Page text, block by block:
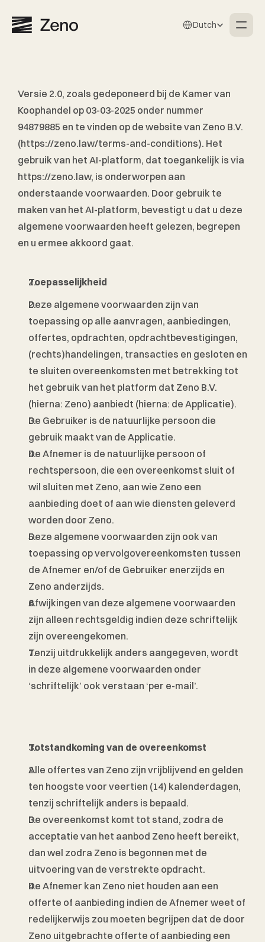
Dutch
Versie 2.0, zoals gedeponeerd bij de Kamer van
Koophandel op 03-03-2025 onder nummer
94879885 en te vinden op de website van Zeno B.V.
(https://zeno.law/terms-and-conditions). Het
gebruik van het AI-platform, dat toegankelijk is via
https://zeno.law, is onderworpen aan
onderstaande voorwaarden. Door gebruik te
maken van het AI-platform, bevestigt u dat u deze
algemene voorwaarden heeft gelezen, begrepen
en u ermee akkoord gaat.
Toepasselijkheid
Deze algemene voorwaarden zijn van
toepassing op alle aanvragen, aanbiedingen,
offertes, opdrachten, opdrachtbevestigingen,
(rechts)handelingen, transacties en gesloten en
te sluiten overeenkomsten met betrekking tot
het gebruik van het platform dat Zeno B.V.
(hierna: Zeno) aanbiedt (hierna: de Applicatie).
De Gebruiker is de natuurlijke persoon die
gebruik maakt van de Applicatie.
De Afnemer is de natuurlijke persoon of
rechtspersoon, die een overeenkomst sluit of
wil sluiten met Zeno, aan wie Zeno een
aanbieding doet of aan wie diensten geleverd
worden door Zeno.
Deze algemene voorwaarden zijn ook van
toepassing op vervolgovereenkomsten tussen
de Afnemer en/of de Gebruiker enerzijds en
Zeno anderzijds.
Afwijkingen van deze algemene voorwaarden
zijn alleen rechtsgeldig indien deze schriftelijk
zijn overeengekomen.
Tenzij uitdrukkelijk anders aangegeven, wordt
in deze algemene voorwaarden onder
‘schriftelijk’ ook verstaan ‘per e-mail’.
Totstandkoming van de overeenkomst
Alle offertes van Zeno zijn vrijblijvend en gelden
ten hoogste voor veertien (14) kalenderdagen,
tenzij schriftelijk anders is bepaald.
De overeenkomst komt tot stand, zodra de
acceptatie van het aanbod Zeno heeft bereikt,
dan wel zodra Zeno is begonnen met de
uitvoering van de verstrekte opdracht.
De Afnemer kan Zeno niet houden aan een
offerte of aanbieding indien de Afnemer weet of
redelijkerwijs zou moeten begrijpen dat de door
Zeno uitgebrachte offerte of aanbieding een